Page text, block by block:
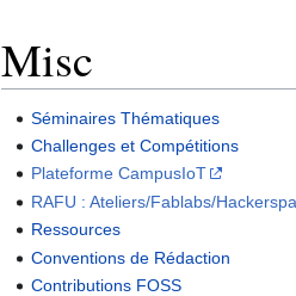
Misc
Séminaires Thématiques
Challenges et Compétitions
Plateforme CampusIoT
RAFU : Ateliers/Fablabs/
Ressources
Conventions de Rédaction
Contributions FOSS